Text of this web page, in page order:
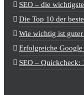
SEO – die
Die Top 10 der
Wie wichtig ist
Erfolgreiche
SEO – Quickcheck: